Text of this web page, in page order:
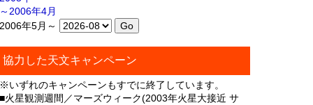
～2006年4月
2006年5月～
協力した天文キャンペーン
※いずれのキャンペーンもすでに終了しています。
■火星観測週間／マーズウィーク(2003年火星大接近 サ